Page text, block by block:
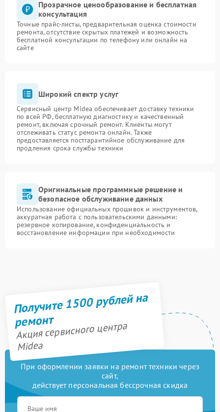
Прозрачное ценообразование и бесплатная
консультация
Точные прайс-листы, предварительная оценка стоимости
ремонта, отсутствие скрытых платежей и возможность
бесплатной консультации по телефону или онлайн на
сайте
Широкий спектр услуг
Сервисный центр Midea обеспечивает доставку техники
по всей РФ, бесплатную диагностику и качественный
ремонт, включая срочный ремонт. Клиенты могут
отслеживать статус ремонта онлайн. Также
предоставляется постгарантийное обслуживание для
продления срока службы техники
Оригинальные программные решение и
безопасное обслуживание данных
Использование официальных прошивок и инструментов,
аккуратная работа с пользовательскими данными:
резервное копирование, конфиденциальность и
восстановление информации при необходимости
Получите 1500 рублей на
ремонт
Акция сервисного центра
Midea
При оформлении заявки на ремонт техники через
сайт,
действует персональная бессрочная скидка